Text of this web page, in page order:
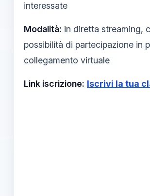
interessate
Modalità: in diretta streaming,
possibilità di partecipazione in
collegamento virtuale
Link iscrizione: Iscrivi la tua